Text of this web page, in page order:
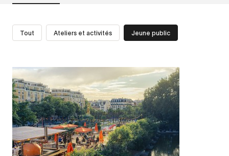
Tout Ateliers et activités Jeune public